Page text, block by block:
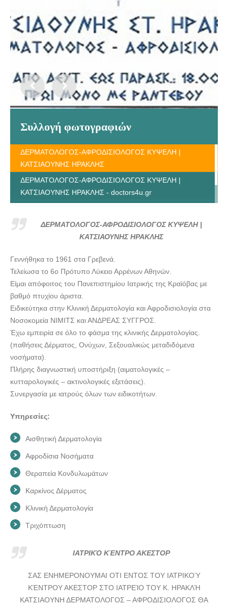
Συλλογή φωτογραφιών
ΔΕΡΜΑΤΟΛΟΓΟΣ-ΑΦΡΟΔΙΣΙΟΛΟΓΟΣ ΚΥΨΕΛΗ |
ΚΑΤΣΙΑΟΥΝΗΣ ΗΡΑΚΛΗΣ
ΔΕΡΜΑΤΟΛΟΓΟΣ-ΑΦΡΟΔΙΣΙΟΛΟΓΟΣ ΚΥΨΕΛΗ |
ΚΑΤΣΙΑΟΥΝΗΣ ΗΡΑΚΛΗΣ - doctors4u.gr
ΚΑΤΣΙΑΟΥΝΗΣ ΗΡΑΚΛΗΣ - doctors4u.gr
ΔΕΡΜΑΤΟΛΟΓΟΣ-ΑΦΡΟΔΙΣΙΟΛΟΓΟΣ ΚΥΨΕΛΗ |
ΚΑΤΣΙΑΟΥΝΗΣ ΗΡΑΚΛΗΣ
Γεννήθηκα το 1961 στα Γρεβενά.
Τελείωσα το 6ο Πρότυπο Λύκειο Αρρένων Αθηνών.
Eίμαι απόφοιτος του Πανεπιστημίου Ιατρικής της Κραϊόβας με
βαθμό πτυχίου άριστα.
Ειδικεύτηκα στην Κλινική Δερματολογία και Αφροδισιολογία στα
Νοσοκομεία ΝΙΜΙΤΣ και ΑΝΔΡΕΑΣ ΣΥΓΓΡΟΣ.
Έχω εμπειρία σε όλο το φάσμα της κλινικής Δερματολογίας.
(παθήσεις Δέρματος, Ονύχων, Σεξουαλικώς μεταδιδόμενα
νοσήματα).
Πλήρης διαγνωστική υποστήριξη (αιματολογικές –
κυτταρολογικές – ακτινολογικές εξετάσεις).
Συνεργασία με ιατρούς όλων των ειδικοτήτων.
Υπηρεσίες:
Αισθητική Δερματολογία
Αφροδίσια Νοσήματα
Θεραπεία Κονδυλωμάτων
Καρκίνος Δέρματος
Κλινική Δερματολογία
Τριχόπτωση
ΙΑΤΡΙΚΌ ΚΈΝΤΡΟ ΑΚΕΣΤΟΡ
ΣΑΣ ΕΝΗΜΕΡΟΝΟΥΜΑΙ ΟΤΙ ΕΝΤΟΣ ΤΟΥ ΙΑΤΡΙΚΟΎ
ΚΈΝΤΡΟΥ ΑΚΕΣΤΟΡ ΣΤΟ ΙΑΤΡΕΊΟ ΤΟΥ Κ. ΗΡΑΚΛΉ
ΚΑΤΣΙΑΟΥΝΗ ΔΕΡΜΑΤΟΛΟΓΟΣ – ΑΦΡΟΔΙΣΙΟΛΟΓΟΣ ΘΑ